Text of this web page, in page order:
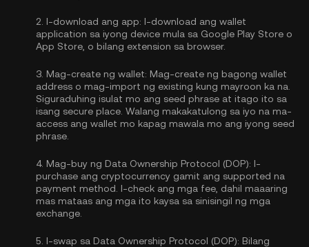
2. I-download ang app: I-download ang wallet
application sa iyong device mula sa Google Play Store o
App Store, o bilang extension sa browser.
3. Mag-create ng wallet: Mag-create ng bagong wallet
address o mag-import ng existing kung mayroon ka na.
Siguraduhing isulat mo ang seed phrase at itago ito sa
isang secure place. Walang makakatulong sa iyo na ma-
access ang wallet mo kapag mawala mo ang iyong seed
phrase.
4. Mag-buy ng Data Ownership Protocol (DOP): I-
purchase ang cryptocurrency gamit ang supported na
payment method. I-check ang mga fee, dahil maaaring
mas mataas ang mga ito kaysa sa sinisingil ng mga
exchange.
5. I-swap sa Data Ownership Protocol (DOP): Bilang